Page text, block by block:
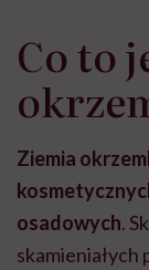
Co to
Ziemia
osadowych.
skamieniałych